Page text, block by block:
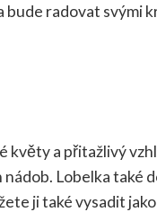
radovat svými
květy a přitažlivý
Lobelka také
ji také vysadit